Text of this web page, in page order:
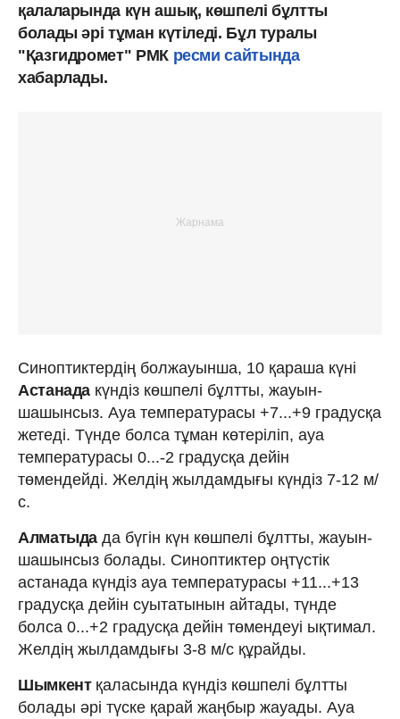
қалаларында күн ашық, көшпелі бұлтты
болады әрі тұман күтіледі. Бұл туралы
"Қазгидромет" РМК ресми сайтында
хабарлады.
Синоптиктердің болжауынша, 10 қараша күні
Астанада күндіз көшпелі бұлтты, жауын-
шашынсыз. Ауа температурасы +7...+9 градусқа
жетеді. Түнде болса тұман көтеріліп, ауа
температурасы 0...-2 градусқа дейін
төмендейді. Желдің жылдамдығы күндіз 7-12 м/
с.
Алматыда да бүгін күн көшпелі бұлтты, жауын-
шашынсыз болады. Синоптиктер оңтүстік
астанада күндіз ауа температурасы +11...+13
градусқа дейін суытатынын айтады, түнде
болса 0...+2 градусқа дейін төмендеуі ықтимал.
Желдің жылдамдығы 3-8 м/с құрайды.
Шымкент қаласында күндіз көшпелі бұлтты
болады әрі түске қарай жаңбыр жауады. Ауа